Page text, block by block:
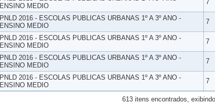
ENSINO MEDIO
7
PNLD 2016 - ESCOLAS PUBLICAS URBANAS 1º A 3º ANO -
ENSINO MEDIO
7
PNLD 2016 - ESCOLAS PUBLICAS URBANAS 1º A 3º ANO -
ENSINO MEDIO
7
PNLD 2016 - ESCOLAS PUBLICAS URBANAS 1º A 3º ANO -
ENSINO MEDIO
7
PNLD 2016 - ESCOLAS PUBLICAS URBANAS 1º A 3º ANO -
ENSINO MEDIO
7
613 itens encontrados,